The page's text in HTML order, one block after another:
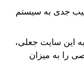
جدی به سیستم
این سایت جعلی،
را به میزان